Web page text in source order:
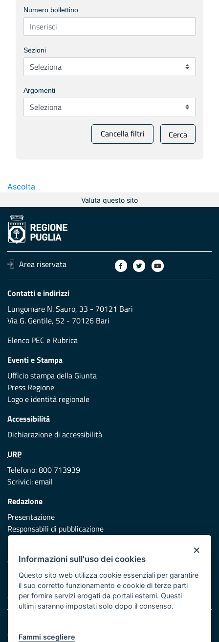
Numero bollettino
Sezioni
Argomenti
Cancella filtri Cerca
Ascolta
Valuta questo sito
Area riservata
Contatti e indirizzi
Lungomare N. Sauro, 33 - 70121 Bari
Via G. Gentile, 52 - 70126 Bari
Elenco PEC e Rubrica
Eventi e Stampa
Ufficio stampa della Giunta
Press Regione
Logo e identità regionale
Accessibilità
Dichiarazione di accessibilità
URP
Telefono: 800 713939
Scrivici:email
Redazione
Presentazione
Responsabili di pubblicazione
Vai al sito di Protezione Civile Puglia
Iniziativa finanziata con risorse del POR Puglia 2014/2020 -
Asse XI
Cookie e privacy
×
Informazioni sull'uso dei cookies
Questo sito web utilizza cookie essenziali per garantire
il suo corretto funzionamento e cookie di terze parti
per fornire servizi erogati da portali esterni. Questi
ultimi saranno impostati solo dopo il consenso.
Fammi scegliere